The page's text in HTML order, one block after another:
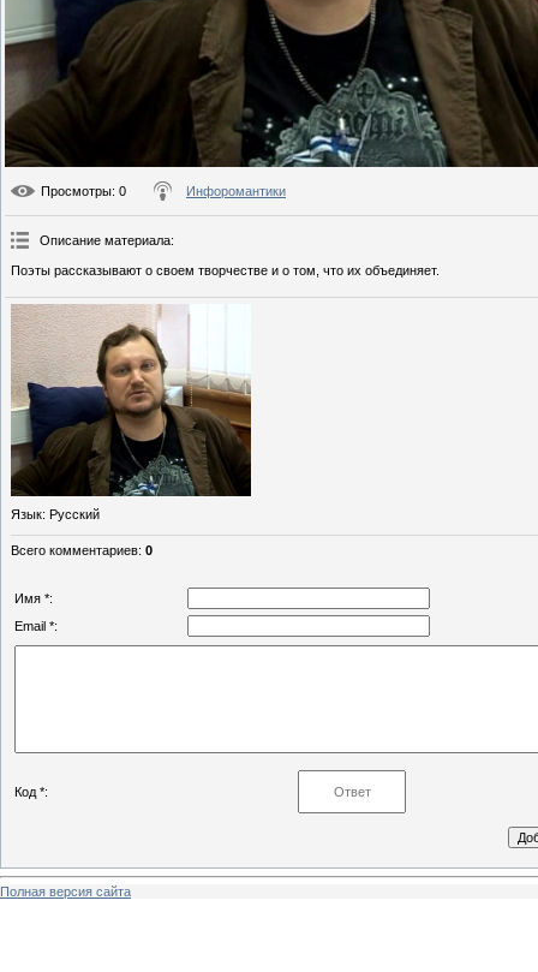
Просмотры: 0 Инфоромантики
Описание материала:
Поэты рассказывают о своем творчестве и о том, что их объединяет.
Язык: Русский
Всего комментариев: 0
Имя *:
Email *:
Код *:
Полная версия сайта